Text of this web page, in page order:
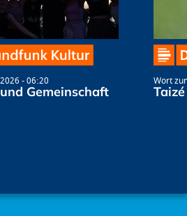
- 06:20
Gemeinschaft
Wort
Taizé